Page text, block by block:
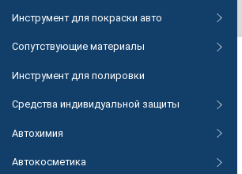
Инструмент для покраски авто
Сопутствующие материалы
Инструмент для полировки
Средства индивидуальной защиты
Автохимия
Автокосметика